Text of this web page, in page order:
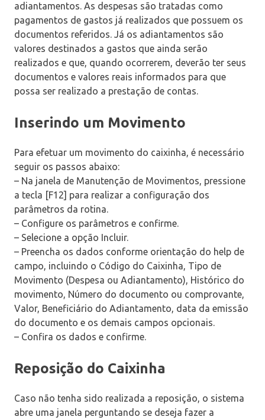
adiantamentos. As despesas são tratadas como
pagamentos de gastos já realizados que possuem os
documentos referidos. Já os adiantamentos são
valores destinados a gastos que ainda serão
realizados e que, quando ocorrerem, deverão ter seus
documentos e valores reais informados para que
possa ser realizado a prestação de contas.
Inserindo um Movimento
Para efetuar um movimento do caixinha, é necessário
seguir os passos abaixo:
– Na janela de Manutenção de Movimentos, pressione
a tecla [F12] para realizar a configuração dos
parâmetros da rotina.
– Configure os parâmetros e confirme.
– Selecione a opção Incluir.
– Preencha os dados conforme orientação do help de
campo, incluindo o Código do Caixinha, Tipo de
Movimento (Despesa ou Adiantamento), Histórico do
movimento, Número do documento ou comprovante,
Valor, Beneficiário do Adiantamento, data da emissão
do documento e os demais campos opcionais.
– Confira os dados e confirme.
Reposição do Caixinha
Caso não tenha sido realizada a reposição, o sistema
abre uma janela perguntando se deseja fazer a